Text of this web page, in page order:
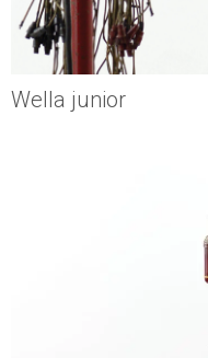
Wella junior